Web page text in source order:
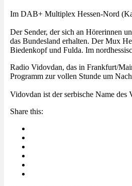
Im DAB+ Multiplex Hessen-Nord
Der Sender, der sich an Hörerinnen
das Bundesland erhalten. Der Mux
Biedenkopf und Fulda. Im
Radio Vidovdan, das in Frankfurt/
Programm zur vollen Stunde um
Vidovdan ist der serbische Name
Share this: